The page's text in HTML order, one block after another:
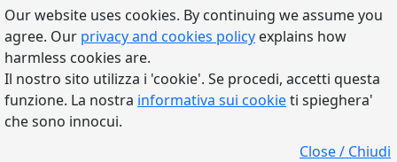
Our website uses cookies. By continuing we assume you
agree. Our privacy and cookies policy explains how
harmless cookies are.
Il nostro sito utilizza i 'cookie'. Se procedi, accetti questa
funzione. La nostra informativa sui cookieti spieghera'
che sono innocui.
Close / Chiudi